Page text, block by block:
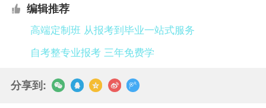
编辑推荐
高端定制班 从报考到毕业一站式服务
自考整专业报考 三年免费学
分享到: